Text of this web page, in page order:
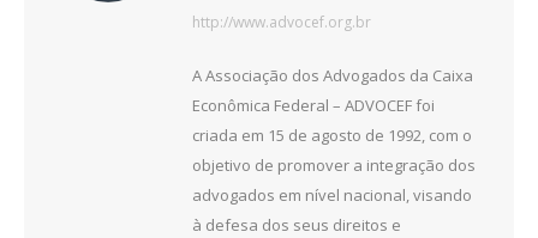
http://www.advocef.org.br
A Associação dos Advogados da Caixa
Econômica Federal – ADVOCEF foi
criada em 15 de agosto de 1992, com o
objetivo de promover a integração dos
advogados em nível nacional, visando
à defesa dos seus direitos e